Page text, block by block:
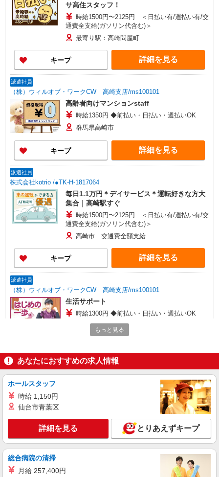
サ高住スタッフ！
時給1500円〜2125円 ＜日払い有/週払い有/交
通費全支給(ガソリン代含む)＞
最寄り駅：高崎問屋町
キープ 詳細を見る
派遣社員
（株）ウィルオブ・ワークCW 高崎支店/ms100101
高齢者向けマンションstaff
時給1350円 ◆前払い・日払い・週払いOK
群馬県高崎市
キープ 詳細を見る
派遣社員
株式会社kotrio /●TK-H-1817064
毎日1.1万円＊デイサービス＊運転好きな方大
集合｜高崎駅すぐ
時給1500円〜2125円 ＜日払い有/週払い有/交
通費全支給(ガソリン代含む)＞
高崎市 交通費全額支給
キープ 詳細を見る
派遣社員
（株）ウィルオブ・ワークCW 高崎支店/ms100101
生活サポート
時給1300円 ◆前払い・日払い・週払いOK
群馬県高崎市
派遣社員
（株）ウィルオブ・ワークCW 高崎支店/ms100101
時給1350円 ◆前払い・日払い・週払いOK
キープ 詳細を見る
派遣社員
株式会社kotrio /●TK-H-2099552
もっと見る
あなたにおすすめの求人情報
ホールスタッフ
時給 1,150円
仙台市青葉区
詳細を見る とりあえずキープ
総合病院の清掃
月給 257,400円